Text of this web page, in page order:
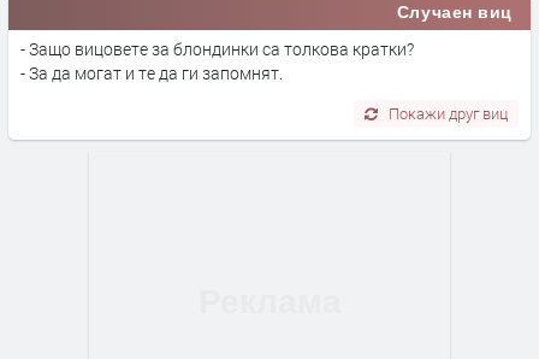
Случаен виц
- Защо вицовете за блондинки са толкова кратки?
- За да могат и те да ги запомнят.
Покажи друг виц